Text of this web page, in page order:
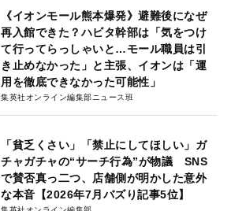
《イオンモール熊本爆発》避難後になぜ
再入館できた？ハビタ幹部は「気をつけ
て行ってらっしゃいと…モール職員は引
き止めなかった」と主張、イオンは「運
用を徹底できなかった可能性」
集英社オンライン編集部ニュース班
「貧乏くさい」「禁止にしてほしい」ガ
チャガチャの“サーチ行為”が物議 SNS
で賛否真っ二つ、店舗側が明かした意外
な本音【2026年7月バズり記事5位】